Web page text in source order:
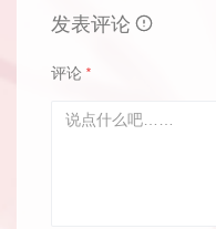
发表评论
评论 *